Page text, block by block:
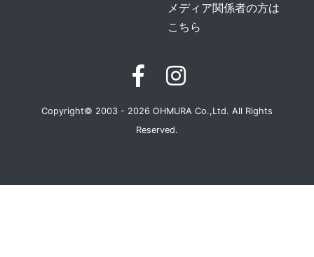
メディア関係者の方は
こちら
Copyright© 2003 - 2026 OHMURA Co.,Ltd. All Rights
Reserved.